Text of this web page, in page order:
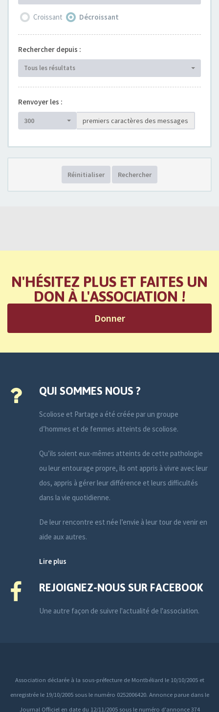
Croissant Décroissant
Rechercher depuis :
Tous les résultats
Renvoyer les :
300 premiers caractères des messages
Réinitialiser Rechercher
N'HÉSITEZ PLUS ET FAITES UN
DON À L'ASSOCIATION !
Donner
QUI SOMMES NOUS ?
Scoliose et Partage a été créée par un groupe
d’hommes et de femmes atteints de scoliose.
Qu’ils soient eux-mêmes atteints de cette pathologie
ou leur entourage propre, ils ont appris à vivre avec leur
dos, appris à gérer leur différence et leurs difficultés
dans la vie quotidienne.
De leur rencontre est née l’envie à leur tour de venir en
aide aux autres.
Lire plus
REJOIGNEZ-NOUS SUR FACEBOOK
Une autre façon de suivre l'actualité de l'association.
Association déclarée à la sous-préfecture de Montbéliard le 10/10/2005 et
enregistrée le 19/10/2005 sous le numéro 0252006420. Annonce parue dans le
Journal Officiel en date du 12/11/2005 sous le numéro d'annonce 374